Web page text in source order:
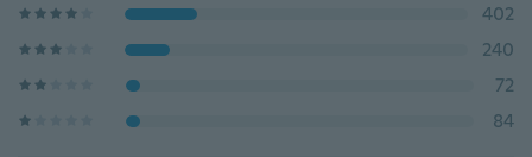
402
240
72
84